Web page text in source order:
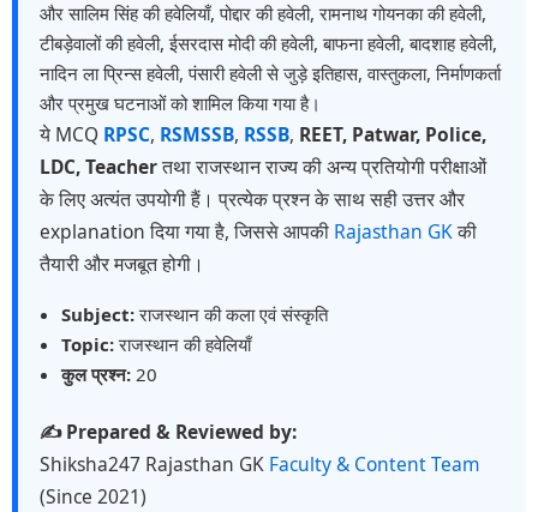
और सालिम सिंह की हवेलियाँ, पोद्दार की हवेली, रामनाथ गोयनका की हवेली,
टीबड़ेवालों की हवेली, ईसरदास मोदी की हवेली, बाफना हवेली, बादशाह हवेली,
नादिन ला प्रिन्स हवेली, पंसारी हवेली से जुड़े इतिहास, वास्तुकला, निर्माणकर्ता
और प्रमुख घटनाओं को शामिल किया गया है।
ये MCQ RPSC, RSMSSB, RSSB, REET, Patwar, Police,
LDC, Teacherतथा राजस्थान राज्य की अन्य प्रतियोगी परीक्षाओं
के लिए अत्यंत उपयोगी हैं। प्रत्येक प्रश्न के साथ सही उत्तर और
explanation दिया गया है, जिससे आपकी Rajasthan GKकी
तैयारी और मजबूत होगी।
Subject:राजस्थान की कला एवं संस्कृति
Topic:राजस्थान की हवेलियाँ
कुल प्रश्न: 20
✍️ Prepared & Reviewed by:
Shiksha247 Rajasthan GK Faculty & Content Team
(Since 2021)